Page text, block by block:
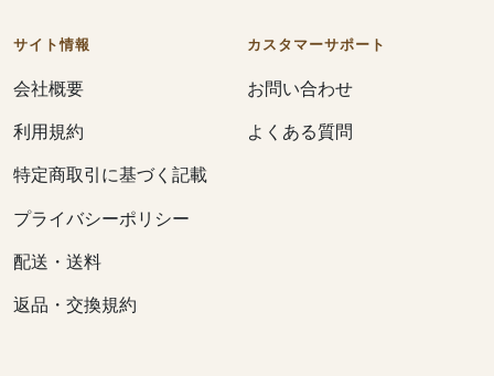
サイト情報
会社概要
利用規約
特定商取引に基づく記載
プライバシーポリシー
配送・送料
返品・交換規約
カスタマーサポート
お問い合わせ
よくある質問